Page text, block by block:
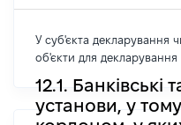
У суб'єкта декларування
об'єкти для декларування
12.1. Банківські
установи, у